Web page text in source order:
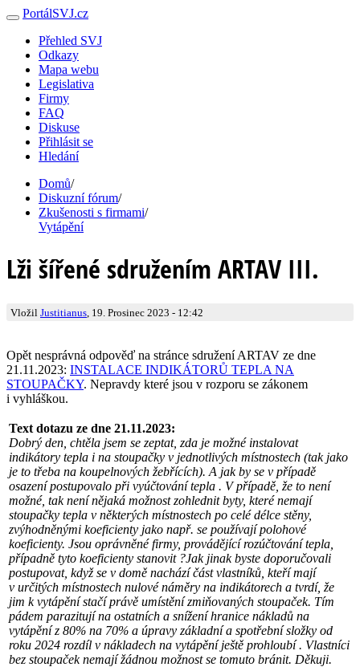
PortálSVJ.cz
Přehled SVJ
Odkazy
Mapa webu
Legislativa
Firmy
FAQ
Diskuse
Přihlásit se
Hledání
Domů/
Diskuzní fórum/
Zkušenosti s firmami/
Vytápění
Lži šířené sdružením ARTAV III.
Vložil Justitianus , 19. Prosinec 2023 - 12:42
Opět nesprávná odpověď na stránce sdružení ARTAV ze dne
21.11.2023: INSTALACE INDIKÁTORŮ TEPLA NA
STOUPAČKY. Nepravdy které jsou v rozporu se zákonem
i vyhláškou.
Text dotazu ze dne 21.11.2023:
Dobrý den, chtěla jsem se zeptat, zda je možné instalovat
indikátory tepla i na stoupačky v jednotlivých místnostech (tak jako
je to třeba na koupelnových žebřících). A jak by se v případě
osazení postupovalo při vyúčtování tepla . V případě, že to není
možné, tak není nějaká možnost zohlednit byty, které nemají
stoupačky tepla v některých místnostech po celé délce stěny,
zvýhodněnými koeficienty jako např. se používají polohové
koeficienty. Jsou oprávněné firmy, provádějící rozúčtování tepla,
případně tyto koeficienty stanovit ?Jak jinak byste doporučovali
postupovat, když se v domě nachází část vlastníků, kteří mají
v určitých místnostech nulové náměry na indikátorech a tvrdí, že
jim k vytápění stačí právě umístění zmiňovaných stoupaček. Tím
pádem parazitují na ostatních a snížení hranice nákladů na
vytápění z 80% na 70% a úpravy základní a spotřební složky od
roku 2024 rozdíl v nákladech na vytápění ještě prohloubí . Vlastníci
bez stoupaček nemají žádnou možnost se tomuto bránit. Děkuji.